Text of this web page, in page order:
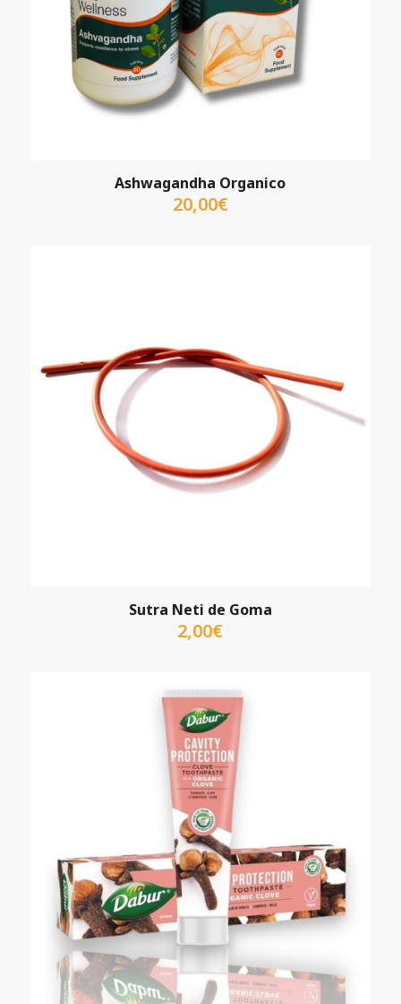
Ashwagandha Organico
20,00€
Sutra Neti de Goma
2,00€